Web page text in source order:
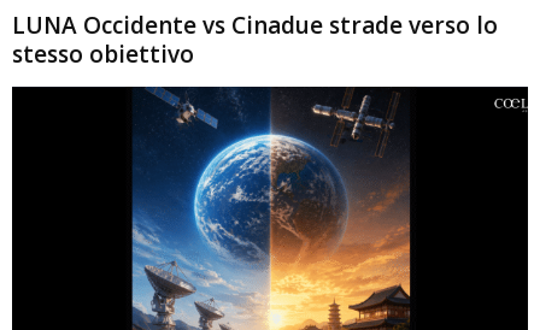
LUNA Occidente vs Cinadue strade verso lo
stesso obiettivo